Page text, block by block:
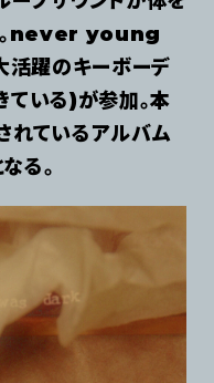
。never young
躍のキーボーデ
いる)が参加。本
れているアルバム
る。